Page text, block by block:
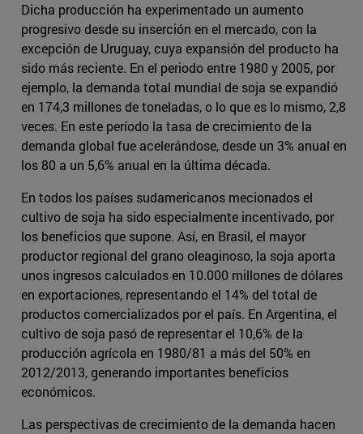
Dicha producción ha experimentado un aumento
progresivo desde su inserción en el mercado, con la
excepción de Uruguay, cuya expansión del producto ha
sido más reciente. En el periodo entre 1980 y 2005, por
ejemplo, la demanda total mundial de soja se expandió
en 174,3 millones de toneladas, o lo que es lo mismo, 2,8
veces. En este período la tasa de crecimiento de la
demanda global fue acelerándose, desde un 3% anual en
los 80 a un 5,6% anual en la última década.
En todos los países sudamericanos mecionados el
cultivo de soja ha sido especialmente incentivado, por
los beneficios que supone. Así, en Brasil, el mayor
productor regional del grano oleaginoso, la soja aporta
unos ingresos calculados en 10.000 millones de dólares
en exportaciones, representando el 14% del total de
productos comercializados por el país. En Argentina, el
cultivo de soja pasó de representar el 10,6% de la
producción agrícola en 1980/81 a más del 50% en
2012/2013, generando importantes beneficios
económicos.
Las perspectivas de crecimiento de la demanda hacen